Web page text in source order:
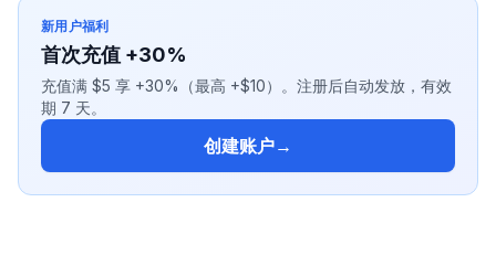
新用户福利
首次充值 +30%
充值满 $5 享 +30%（最高 +$10）。注册后自动发放，有效
期 7 天。
创建账户→